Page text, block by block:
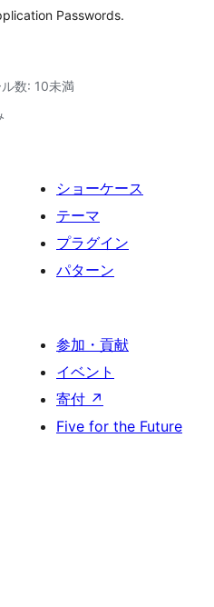
Passwords.
数: 10未満
ショーケース
テーマ
プラグイン
パターン
参加・貢献
イベント
寄付 ↗
Five for the Future